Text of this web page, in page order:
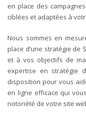
en place des
ciblées et adaptées à
Nous sommes en
place d’une stratégie de
et à vos objectifs de
expertise en stratégie
disposition pour vous
en ligne efficace qui
notoriété de votre site